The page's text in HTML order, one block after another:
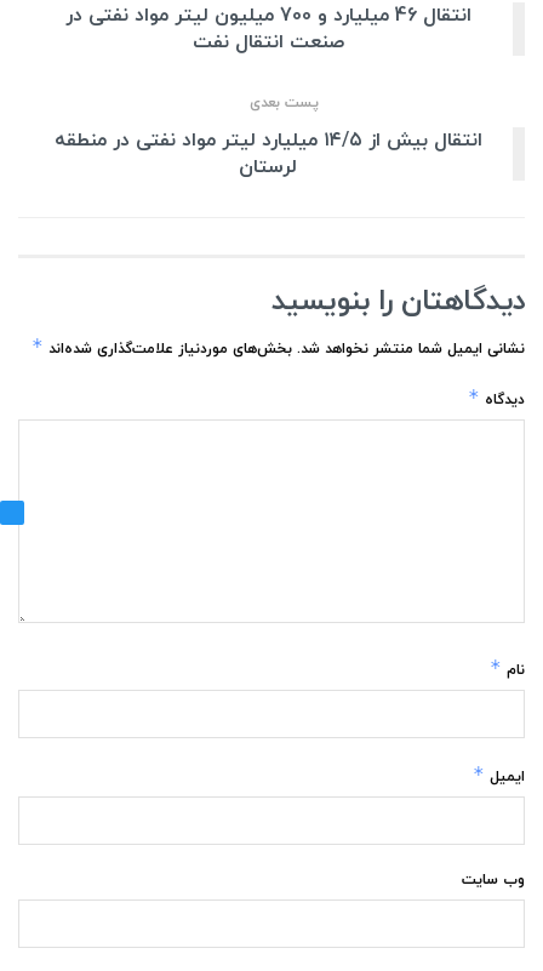
انتقال 46 میلیارد و 700 میلیون لیتر مواد نفتی در
صنعت انتقال نفت
پست بعدی
انتقال بیش از ۱۴/۵ میلیارد لیتر مواد نفتی در منطقه
لرستان
دیدگاهتان را بنویسید
نشانی ایمیل شما منتشر نخواهد شد. بخش‌های موردنیاز علامت‌گذاری شده‌اند *
دیدگاه *
نام *
ایمیل *
وب‌ سایت